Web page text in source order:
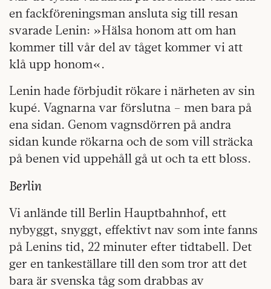
en fackföreningsman ansluta sig till resan
svarade Lenin: »Hälsa honom att om han
kommer till vår del av tåget kommer vi att
klå upp honom«.
Lenin hade förbjudit rökare i närheten av sin
kupé. Vagnarna var förslutna – men bara på
ena sidan. Genom vagnsdörren på andra
sidan kunde rökarna och de som vill sträcka
på benen vid uppehåll gå ut och ta ett bloss.
Berlin
Vi anlände till Berlin Hauptbahnhof, ett
nybyggt, snyggt, effektivt nav som inte fanns
på Lenins tid, 22 minuter efter tidtabell. Det
ger en tankeställare till den som tror att det
bara är svenska tåg som drabbas av